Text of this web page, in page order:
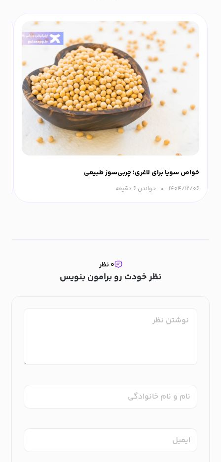
خواص سویا برای لاغری؛ چربی‌سوز طبیعی
۱۴۰۴/۱۲/۰۶ خواندن ۶ دقیقه‌
نظر خودت رو برامون بنویس
۰ نظر
نام و نام خانوادگی
ایمیل